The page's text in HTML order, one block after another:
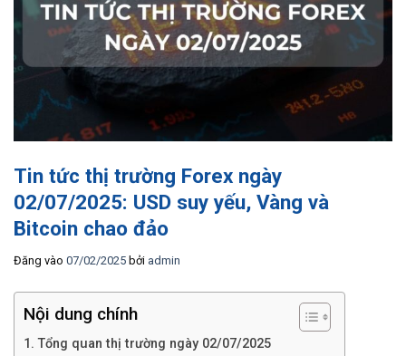
Tin tức thị trường Forex ngày
02/07/2025: USD suy yếu, Vàng và
Bitcoin chao đảo
Đăng vào 07/02/2025 bởi admin
Nội dung chính
Tổng quan thị trường ngày 02/07/2025